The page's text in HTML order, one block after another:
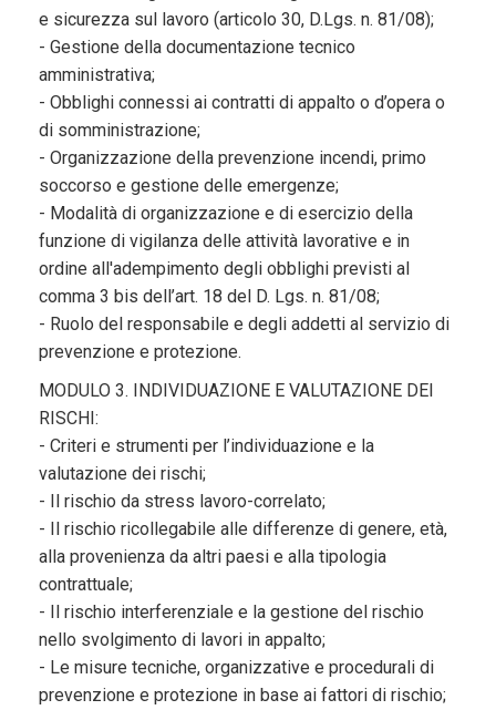
e sicurezza sul lavoro (articolo 30, D.Lgs. n. 81/08);
- Gestione della documentazione tecnico
amministrativa;
- Obblighi connessi ai contratti di appalto o d’opera o
di somministrazione;
- Organizzazione della prevenzione incendi, primo
soccorso e gestione delle emergenze;
- Modalità di organizzazione e di esercizio della
funzione di vigilanza delle attività lavorative e in
ordine all'adempimento degli obblighi previsti al
comma 3 bis dell’art. 18 del D. Lgs. n. 81/08;
- Ruolo del responsabile e degli addetti al servizio di
prevenzione e protezione.
MODULO 3. INDIVIDUAZIONE E VALUTAZIONE DEI
RISCHI:
- Criteri e strumenti per l’individuazione e la
valutazione dei rischi;
- Il rischio da stress lavoro-correlato;
- Il rischio ricollegabile alle differenze di genere, età,
alla provenienza da altri paesi e alla tipologia
contrattuale;
- Il rischio interferenziale e la gestione del rischio
nello svolgimento di lavori in appalto;
- Le misure tecniche, organizzative e procedurali di
prevenzione e protezione in base ai fattori di rischio;